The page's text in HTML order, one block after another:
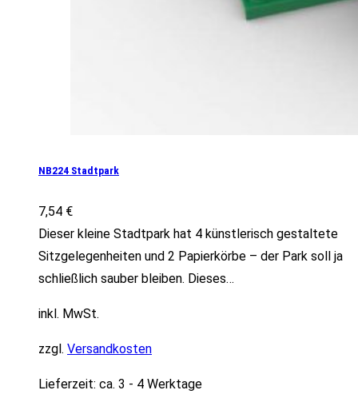
NB224 Stadtpark
7,54 €
Dieser kleine Stadtpark hat 4 künstlerisch gestaltete
Sitzgelegenheiten und 2 Papierkörbe – der Park soll ja
schließlich sauber bleiben. Dieses…
inkl. MwSt.
zzgl. Versandkosten
Lieferzeit: ca. 3 - 4 Werktage